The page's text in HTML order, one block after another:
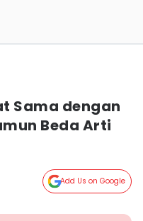
Sama dengan
Beda Arti
Add Us on Google